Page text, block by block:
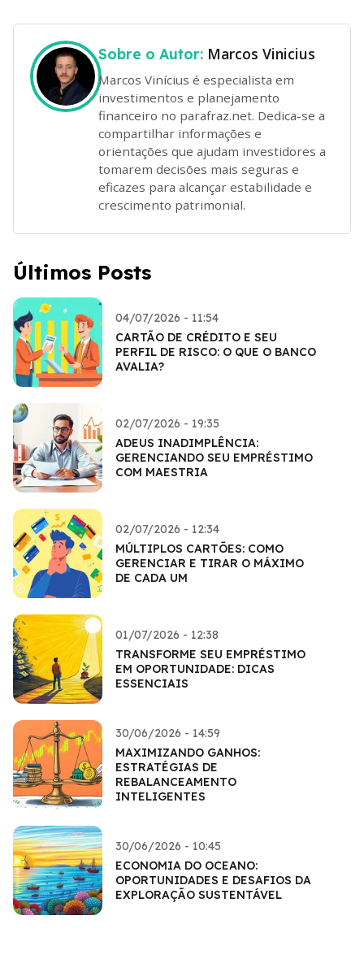
Sobre o Autor: Marcos Vinicius
Marcos Vinícius é especialista em
investimentos e planejamento
financeiro no parafraz.net. Dedica-se a
compartilhar informações e
orientações que ajudam investidores a
tomarem decisões mais seguras e
eficazes para alcançar estabilidade e
crescimento patrimonial.
Últimos Posts
04/07/2026 - 11:54
CARTÃO DE CRÉDITO E SEU
PERFIL DE RISCO: O QUE O BANCO
AVALIA?
02/07/2026 - 19:35
ADEUS INADIMPLÊNCIA:
GERENCIANDO SEU EMPRÉSTIMO
COM MAESTRIA
02/07/2026 - 12:34
MÚLTIPLOS CARTÕES: COMO
GERENCIAR E TIRAR O MÁXIMO
DE CADA UM
01/07/2026 - 12:38
TRANSFORME SEU EMPRÉSTIMO
EM OPORTUNIDADE: DICAS
ESSENCIAIS
30/06/2026 - 14:59
MAXIMIZANDO GANHOS:
ESTRATÉGIAS DE
REBALANCEAMENTO
INTELIGENTES
30/06/2026 - 10:45
ECONOMIA DO OCEANO:
OPORTUNIDADES E DESAFIOS DA
EXPLORAÇÃO SUSTENTÁVEL